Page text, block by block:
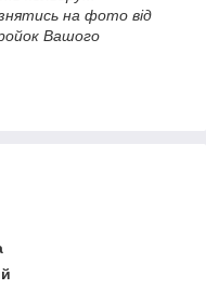
на фото від
Вашого